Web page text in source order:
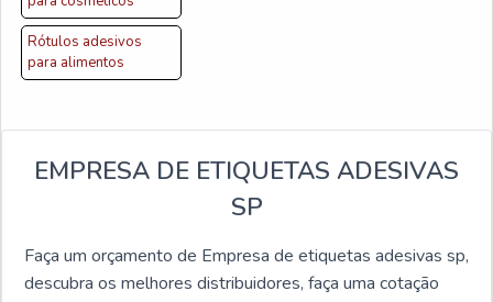
Rótulos adesivos
para alimentos
EMPRESA DE ETIQUETAS ADESIVAS
SP
Faça um orçamento de Empresa de etiquetas adesivas sp,
descubra os melhores distribuidores, faça uma cotação